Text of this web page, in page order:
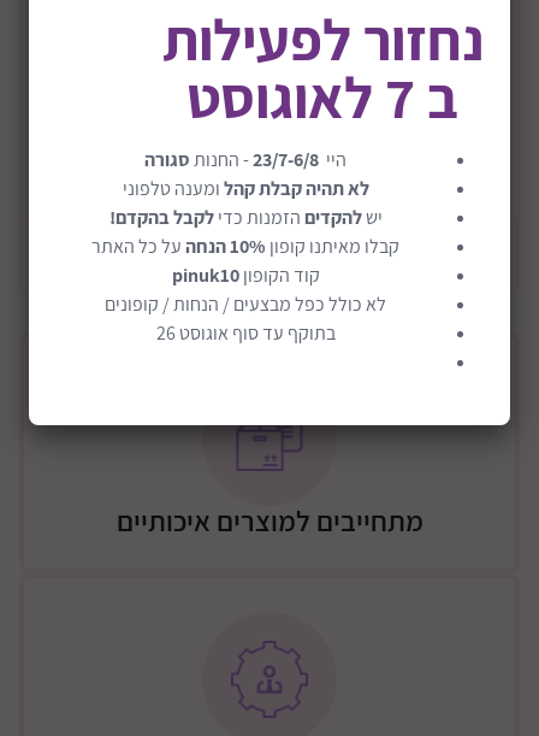
הילד רוצה להיות מוזיקאי? החלילית הזאת היא התחלה
מעולה עבורו!
קל לנגן על החלילית והיא מעולה עבור מי שמתחיל
מעודד הערכה ומודעות למוזיקה.החלילית מיוצרת מעץ
איכותי.
לא רק שהחלילית היא נקודת התחלה מעולה עבור ילדכם
במוזיקה, היא גם תורמת לפיתוח הכישורים המוטוריים,
פשוט נפלא!
מידות האריזה בס"מ- 4*16*38
קרא עוד
מידע כללי
מתחייבים למוצרים איכותיים
נחזור לפעילות
ב 7 לאוגוסט
היי 23/7-6/8- החנותסגורה
לא תהיה קבלת קהלומענה טלפוני
ישלהקדיםהזמנות כדילקבל בהקדם!
קבלו מאיתנו קופון 10% הנחה
על כל האתר
קוד הקופוןpinuk10
לא כולל כפל מבצעים / הנחות / קופונים
בתוקף עד סוף אוגוסט 26